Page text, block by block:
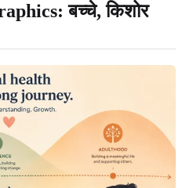
बच्चे, किशोर